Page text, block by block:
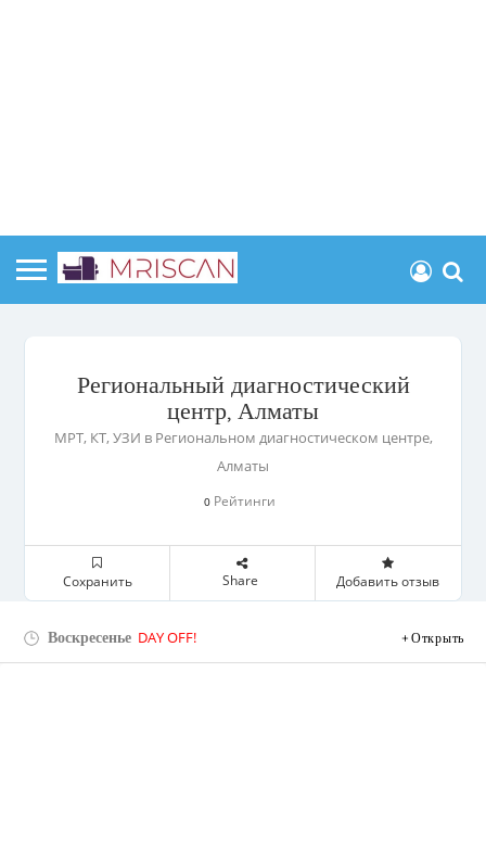
Региональный диагностический
центр, Алматы
МРТ, КТ, УЗИ в Региональном диагностическом центре,
Алматы
0 Рейтинги
Сохранить Share Добавить отзыв
Воскресенье DAY OFF! Открыть